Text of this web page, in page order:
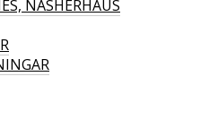
NASHERHAUS